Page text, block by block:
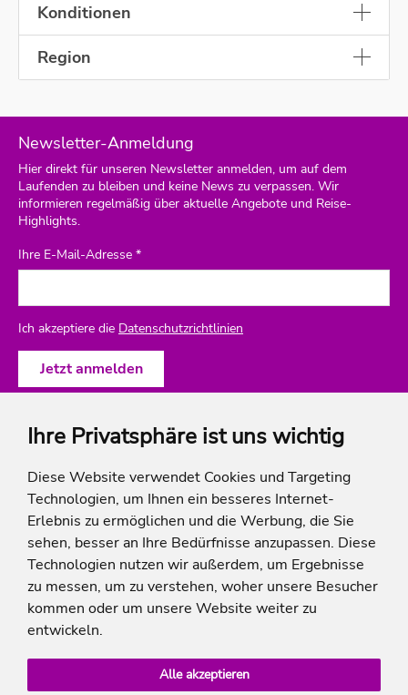
Ihre Privatsphäre ist uns wichtig
Diese Website verwendet Cookies und Targeting
Technologien, um Ihnen ein besseres Internet-
Erlebnis zu ermöglichen und die Werbung, die Sie
sehen, besser an Ihre Bedürfnisse anzupassen. Diese
Technologien nutzen wir außerdem, um Ergebnisse
zu messen, um zu verstehen, woher unsere Besucher
kommen oder um unsere Website weiter zu
entwickeln.
Alle akzeptieren
Konditionen
Region
Newsletter-Anmeldung
Hier direkt für unseren Newsletter anmelden, um auf dem
Laufenden zu bleiben und keine News zu verpassen. Wir
informieren regelmäßig über aktuelle Angebote und Reise-
Highlights.
Ihre E-Mail-Adresse *
Ich akzeptiere die Datenschutzrichtlinien
ich-will-familienurlaub
Rechtliches
auf die Summe der Preise der Einzelleistungen.